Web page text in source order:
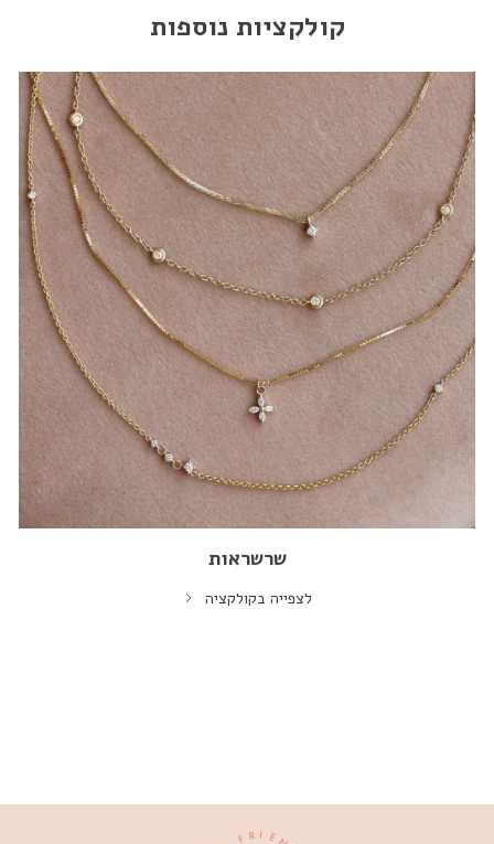
קולקציות נוספות
שרשראות
לצפייה בקולקציה